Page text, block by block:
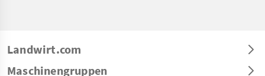
Landwirt.com
Maschinengruppen